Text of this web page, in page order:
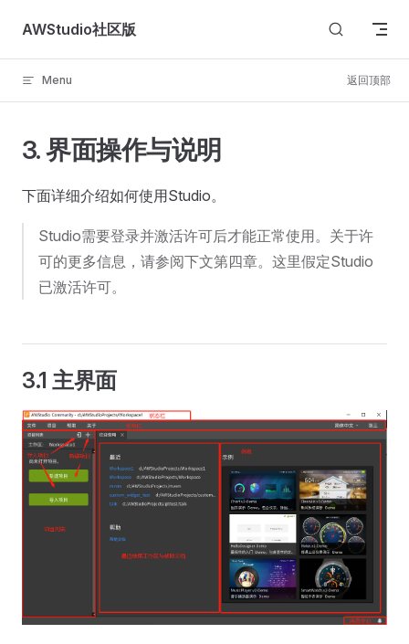
Skip to content
AWStudio社区版
Menu 返回顶部
3. 界面操作与说明
下面详细介绍如何使用Studio。
Studio需要登录并激活许可后才能正常使用。关于许
可的更多信息，请参阅下文第四章。这里假定Studio
已激活许可。
3.1 主界面